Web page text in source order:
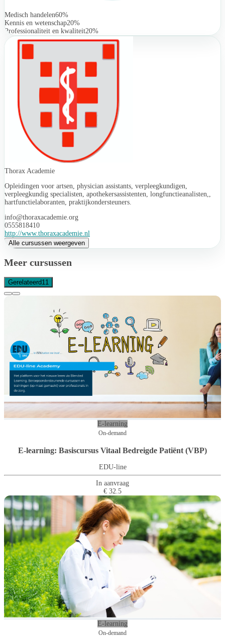
Medisch handelen60%
Kennis en wetenschap20%
Professionaliteit en kwaliteit20%
Thorax Academie
Opleidingen voor artsen, physician assistants, verpleegkundigen,
verpleegkundig specialisten, apothekersassistenten, longfunctieanalisten,,
hartfunctielaboranten, praktijkondersteuners.
info@thoraxacademie.org
0555818410
http://www.thoraxacademie.nl
Alle cursussen weergeven
Meer cursussen
Gerelateerd11
E-learning
On-demand
E-learning: Basiscursus Vitaal Bedreigde Patiënt (VBP)
EDU-line
In aanvraag
€ 32.5
E-learning
On-demand